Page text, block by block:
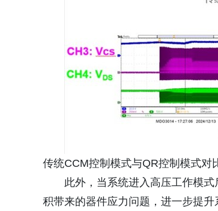
传统CCM控制模式与QR控制模式对
此外，当系统进入高压工作模
积带来的器件应力问题，进一步提